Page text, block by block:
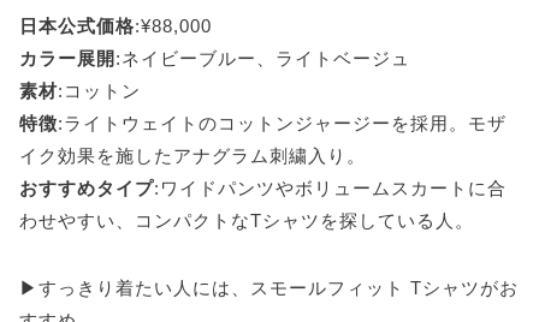
日本公式価格:¥88,000
カラー展開 :ネイビーブルー、ライトベージュ
素材:コットン
特徴:ライトウェイトのコットンジャージーを採用。モザ
イク効果を施したアナグラム刺繍入り。
おすすめタイプ:ワイドパンツやボリュームスカートに合
わせやすい、コンパクトなTシャツを探している人。
▶すっきり着たい人には、スモールフィット Tシャツがお